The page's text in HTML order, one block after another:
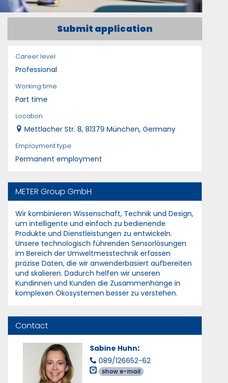
Submit application
Career level
Professional
Working time
Part time
Location
Mettlacher Str. 8, 81379 München, Germany
Employment type
Permanent employment
METER Group GmbH
Wir kombinieren Wissenschaft, Technik und Design,
um intelligente und einfach zu bedienende
Produkte und Dienstleistungen zu entwickeln.
Unsere technologisch führenden Sensorlösungen
im Bereich der Umweltmesstechnik erfassen
präzise Daten, die wir anwenderbasiert aufbereiten
und skalieren. Dadurch helfen wir unseren
Kundinnen und Kunden die Zusammenhänge in
komplexen Ökosystemen besser zu verstehen.
Contact
Sabine Huhn:
089/126652-62
show e-mail